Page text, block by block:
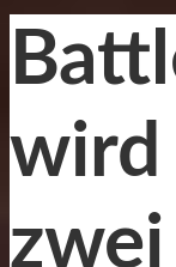
wird
zwei